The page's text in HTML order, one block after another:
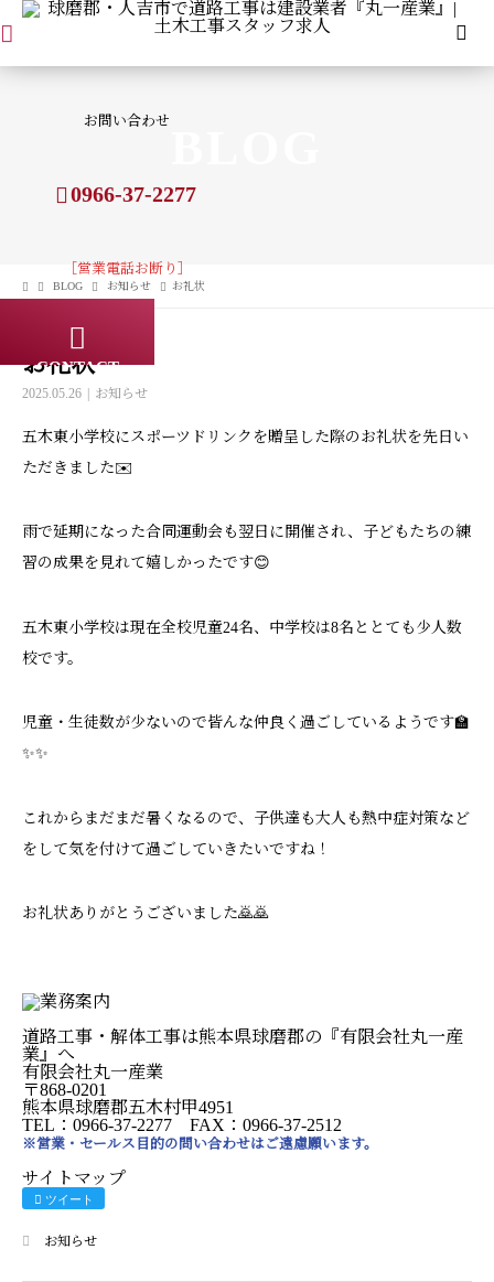
お問い合わせ
0966-37-2277
［営業電話お断り］
CONTACT
BLOG お知らせ お礼状
お礼状
2025.05.26 お知らせ
五木東小学校にスポーツドリンクを贈呈した際のお礼状を先日い
ただきました✉️
雨で延期になった合同運動会も翌日に開催され、子どもたちの練
習の成果を見れて嬉しかったです😊
五木東小学校は現在全校児童24名、中学校は8名ととても少人数
校です。
児童・生徒数が少ないので皆んな仲良く過ごしているようです🏫
✨✨
これからまだまだ暑くなるので、子供達も大人も熱中症対策など
をして気を付けて過ごしていきたいですね！
お礼状ありがとうございました🙇🙇
道路工事・解体工事は熊本県球磨郡の『有限会社丸一産
業』へ
有限会社丸一産業
〒868-0201
熊本県球磨郡五木村甲4951
TEL：0966-37-2277 FAX：0966-37-2512
※営業・セールス目的の問い合わせはご遠慮願います。
サイトマップ
ツイート
お知らせ